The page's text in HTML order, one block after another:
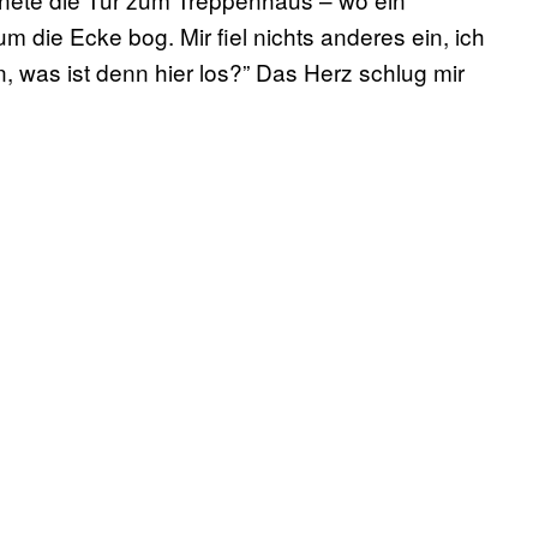
die Ecke bog. Mir fiel nichts anderes ein, ich
was ist denn hier los?” Das Herz schlug mir